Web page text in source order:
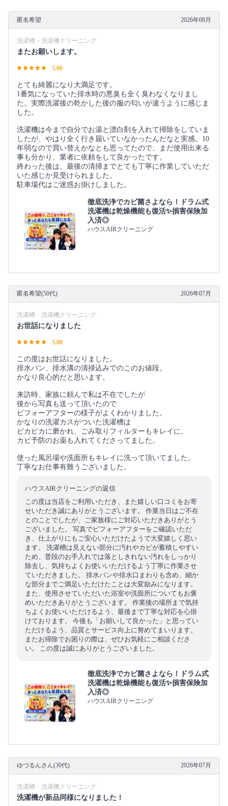
匿名希望 2026年08月
洗濯槽・洗濯機クリーニング
またお願いします。
5.00
とても綺麗になり大満足です。
1番気になっていた排水時の悪臭も全く臭わなくなりまし
た。実際洗濯後の乾かした後の服の匂いが違うように感じま
した。
洗濯機は今まで自分でお湯と漂白剤を入れて掃除をしていま
したが、やはり全く行き届いていなかったんだなと実感。10
年弱なので買い替えかなとも思ってたので、まだ使用出来る
事も分かり、業者に依頼をして良かったです。
終わった後は、最後の清掃までとても丁寧に作業していただ
いた感じか見受けられました。
駐車場代はご迷惑お掛けしました。
徹底洗浄でカビ菌さよなら！ドラム式
洗濯機は乾燥機能も復活✨損害保険加
入済◎
ハウスAIRクリーニング
匿名希望(50代) 2026年07月
洗濯槽・洗濯機クリーニング
お世話になりました
5.00
この度はお世話になりました。
排水パン、排水溝の清掃込みでのこのお値段。
かなり良心的だと思います。
来訪時、家族に頼んで私は不在でしたが
後から写真も送って頂いたので
ビフォーアフターの様子がよくわかりました。
かなりの洗濯カスがついた洗濯槽は
ピカピカに磨かれ、ごみ取りフィルターもキレイに。
カビ予防のお薬も入れてくださってました。
使った風呂場や洗面所もキレイに洗って頂いてました。
丁寧なお仕事有難うございました。
ハウスAIRクリーニングの返信
この度は当店をご利用いただき、また嬉しい口コミをお寄
せいただき誠にありがとうございます。 作業当日はご不在
とのことでしたが、ご家族様にご対応いただきありがとう
ございました。 写真でビフォーアフターをご確認いただ
き、仕上がりにもご安心いただけたようで大変嬉しく思い
ます。 洗濯槽は見えない部分に汚れやカビが蓄積しやすい
ため、普段のお手入れでは落としきれない汚れをしっかり
除去し、気持ちよくお使いいただけるよう丁寧に作業させ
ていただきました。 排水パンや排水口まわりも含め、細か
な部分までご満足いただけたことは大変励みになります。
また、使用させていただいた浴室や洗面所についてもお褒
めいただきありがとうございます。 作業後の場所まで気持
ちよくお使いいただけるよう、最後まで丁寧な対応を心掛
けております。 今後も「お願いして良かった」と思ってい
ただけるよう、品質とサービス向上に努めてまいります。
またお掃除でお困りの際は、ぜひお気軽にご相談くださ
い。 この度は誠にありがとうございました。
徹底洗浄でカビ菌さよなら！ドラム式
洗濯機は乾燥機能も復活✨損害保険加
入済◎
ハウスAIRクリーニング
ゆづるんさん(30代) 2026年07月
洗濯槽・洗濯機クリーニング
洗濯機が新品同様になりました！